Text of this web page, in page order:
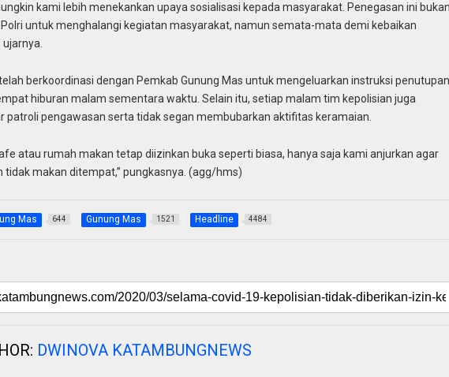
kami lebih menekankan upaya sosialisasi kepada masyarakat. Penegasan ini bukan
Polri untuk menghalangi kegiatan masyarakat, namun semata-mata demi kebaikan
ujarnya.
berkoordinasi dengan Pemkab Gunung Mas untuk mengeluarkan instruksi penutupan
hiburan malam sementara waktu. Selain itu, setiap malam tim kepolisian juga
patroli pengawasan serta tidak segan membubarkan aktifitas keramaian.
atau rumah makan tetap diizinkan buka seperti biasa, hanya saja kami anjurkan agar
tidak makan ditempat,” pungkasnya. (agg/hms)
Mas 644 Gunung Mas 1521 Headline 4484
DWINOVA KATAMBUNGNEWS